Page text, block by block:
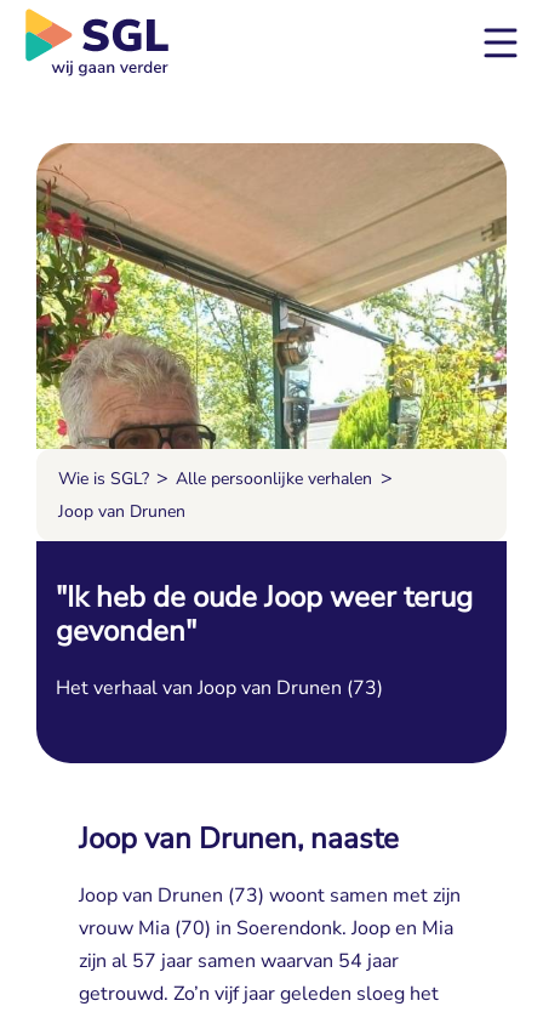
"Ik heb de oude Joop weer terug
gevonden"
Het verhaal van Joop van Drunen (73)
Wie is SGL? > Alle persoonlijke verhalen >
Joop van Drunen
Joop van Drunen, naaste
Joop van Drunen (73) woont samen met zijn
vrouw Mia (70) in Soerendonk. Joop en Mia
zijn al 57 jaar samen waarvan 54 jaar
getrouwd. Zo’n vijf jaar geleden sloeg het